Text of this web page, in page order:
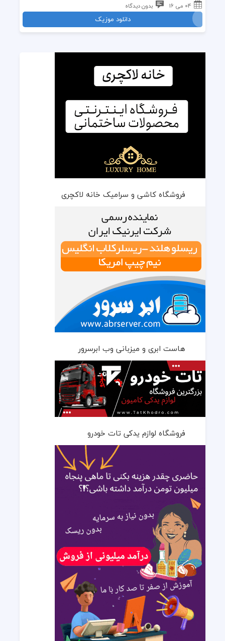
04 می 16 بدون دیدگاه
دانلود موزیک
فروشگاه کاشی و سرامیک خانه لاکچری
هاست ابری و میزبانی وب ابرسرور
فروشگاه لوازم یدکی تات خودرو